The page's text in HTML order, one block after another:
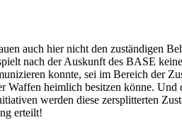
auch hier nicht den zuständigen
nach der Auskunft des BASE keine
konnte, sei im Bereich der
Waffen heimlich besitzen könne.
werden diese zersplitterten
erteilt!